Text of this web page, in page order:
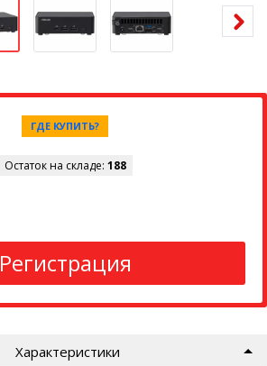
ГДЕ КУПИТЬ?
Остаток на складе: 188
Регистрация
Характеристики